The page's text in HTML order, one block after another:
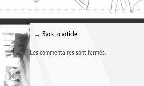
Back to article
Les commentaires sont fermés.